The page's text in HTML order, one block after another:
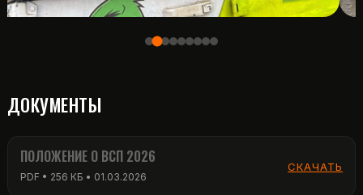
ДОКУМЕНТЫ
ПОЛОЖЕНИЕ О ВСП 2026
PDF • 256 КБ • 01.03.2026
СКАЧАТЬ